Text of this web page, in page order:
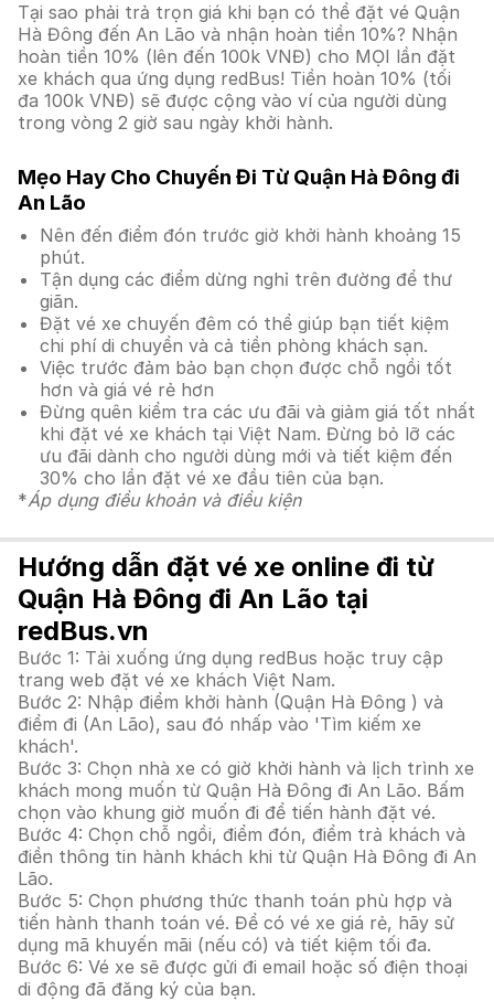
Tại sao phải trả trọn giá khi bạn có thể đặt vé Quận
Hà Đông đến An Lão và nhận hoàn tiền 10%? Nhận
hoàn tiền 10% (lên đến 100k VNĐ) cho MỌI lần đặt
xe khách qua ứng dụng redBus! Tiền hoàn 10% (tối
đa 100k VNĐ) sẽ được cộng vào ví của người dùng
trong vòng 2 giờ sau ngày khởi hành.
Mẹo Hay Cho Chuyến Đi Từ Quận Hà Đông đi
An Lão
Nên đến điểm đón trước giờ khởi hành khoảng 15
phút.
Tận dụng các điểm dừng nghỉ trên đường để thư
giãn.
Đặt vé xe chuyến đêm có thể giúp bạn tiết kiệm
chi phí di chuyển và cả tiền phòng khách sạn.
Việc trước đảm bảo bạn chọn được chỗ ngồi tốt
hơn và giá vé rẻ hơn
Đừng quên kiểm tra các ưu đãi và giảm giá tốt nhất
khi đặt vé xe khách tại Việt Nam. Đừng bỏ lỡ các
ưu đãi dành cho người dùng mới và tiết kiệm đến
30% cho lần đặt vé xe đầu tiên của bạn.
*Áp dụng điều khoản và điều kiện
Hướng dẫn đặt vé xe online đi từ
Quận Hà Đông đi An Lão tại
redBus.vn
Bước 1: Tải xuống ứng dụng redBus hoặc truy cập
trang web đặt vé xe khách Việt Nam.
Bước 2: Nhập điểm khởi hành (Quận Hà Đông ) và
điểm đi (An Lão), sau đó nhấp vào 'Tìm kiếm xe
khách'.
Bước 3: Chọn nhà xe có giờ khởi hành và lịch trình xe
khách mong muốn từ Quận Hà Đông đi An Lão. Bấm
chọn vào khung giờ muốn đi để tiến hành đặt vé.
Bước 4: Chọn chỗ ngồi, điểm đón, điểm trả khách và
điền thông tin hành khách khi từ Quận Hà Đông đi An
Lão.
Bước 5: Chọn phương thức thanh toán phù hợp và
tiến hành thanh toán vé. Để có vé xe giá rẻ, hãy sử
dụng mã khuyến mãi (nếu có) và tiết kiệm tối đa.
Bước 6: Vé xe sẽ được gửi đi email hoặc số điện thoại
di động đã đăng ký của bạn.